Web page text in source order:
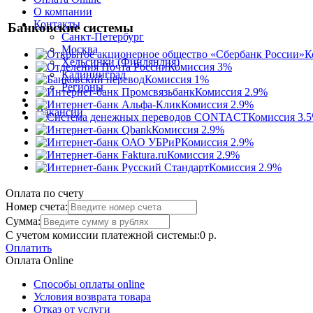
О компании
Контакты
Санкт-Петербург
Москва
Хельсинки (Финляндия)
Калининград
Регионы
Вакансии
Банковские системы
Комиссия 3%
Комиссия 1%
Комиссия 2.9%
Комиссия 2.9%
Комиссия
Комиссия 2.9%
Комиссия 2.9%
Комиссия 2.9%
Комиссия 2.9%
Оплата по счету
Номер счета:
Сумма:
C учетом комиссии платежной системы:0 р.
Оплатить
Оплата Online
Способы оплаты online
Условия возврата товара
Отказ от услуги